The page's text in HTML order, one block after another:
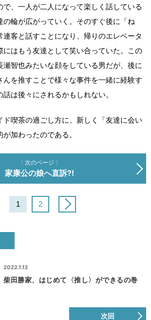
、一人が二人になって楽しく話している
の輪が広がっていく。そのすぐ後に「ね
連客と話すことになり、帰りのエレベータ
にはもう友達として笑い合っていた。この
瀬智也みたいな顔をしている男だが、後に
んを推すことで様々な事件を一緒に経験す
は後々にされるかもしれない。
喫茶の過ごし方に、新しく「友達に会い
加わったのである。
〈 次のページ 〉
家康公の娘へ直訴?!
1 2
2022.1.13
柴田勝家、はじめて〈推し〉ができるの巻
次回